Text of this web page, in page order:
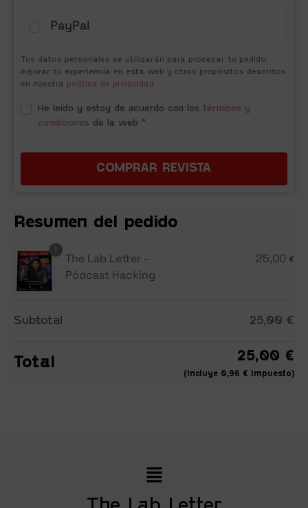
PayPal
Tus datos personales se utilizarán para procesar tu pedido,
mejorar tu experiencia en esta web y otros propósitos descritos
en nuestra política de privacidad .
He leído y estoy de acuerdo con los términos y
condiciones de la web *
COMPRAR REVISTA
Resumen del pedido
The Lab Letter -
Pódcast Hacking
25,00 €
Subtotal 25,00 €
Total 25,00 €
(incluye 0,96 € Impuesto)